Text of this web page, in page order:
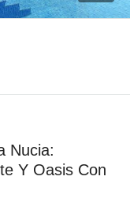
Nucia:
Y Oasis Con